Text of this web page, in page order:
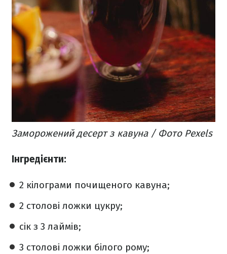
Заморожений десерт з кавуна / Фото Pexels
Інгредієнти:
2 кілограми почищеного кавуна;
2 столові ложки цукру;
сік з 3 лаймів;
3 столові ложки білого рому;